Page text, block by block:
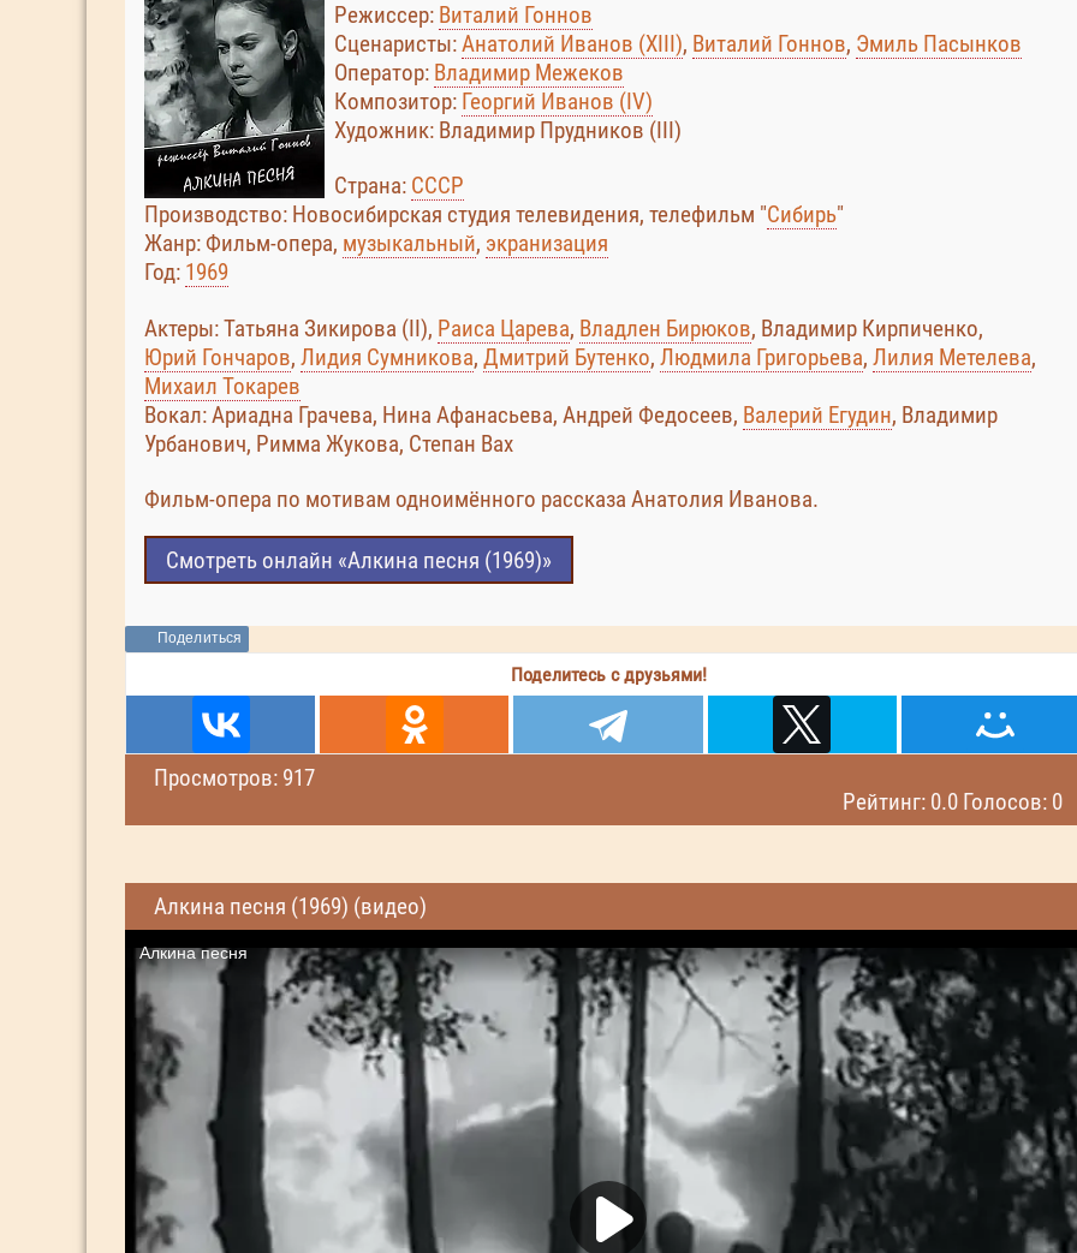
Режиссер: Виталий Гоннов
Сценаристы:Анатолий Иванов (XIII), Виталий Гоннов, Эмиль Пасынков
Оператор: Владимир Межеков
Композитор: Георгий Иванов (IV)
Художник: Владимир Прудников (III)
Страна: СССР
Производство: Новосибирская студия телевидения, телефильм "Сибирь"
Жанр: Фильм-опера, музыкальный, экранизация
Год: 1969
Актеры: Татьяна Зикирова (II), Раиса Царева, Владлен Бирюков, Владимир Кирпиченко,
Юрий Гончаров, Лидия Сумникова, Дмитрий Бутенко, Людмила Григорьева, Лилия Метелева,
Михаил Токарев
Вокал: Ариадна Грачева, Нина Афанасьева, Андрей Федосеев, Валерий Егудин, Владимир
Урбанович, Римма Жукова, Степан Вах
Фильм-опера по мотивам одноимённого рассказа Анатолия Иванова.
Смотреть онлайн «Алкина песня (1969)»
Поделиться
Поделитесь с друзьями!
Просмотров: 917
Рейтинг: 0.0 Голосов: 0
Алкина песня (1969) (видео)